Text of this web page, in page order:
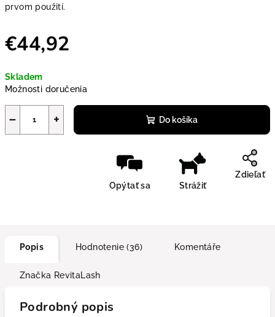
prvom použití.
€44,92
Skladem
Možnosti doručenia
+
− Do košíka
Opýtať sa Strážiť
Zdieľať
Popis Hodnotenie (36) Komentáře
Značka RevitaLash
Podrobný popis